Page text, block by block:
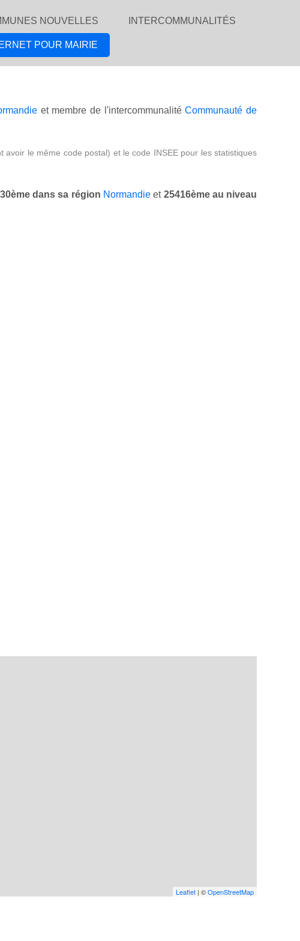
NOUVELLES INTERCOMMUNALITÉS
POUR MAIRIE
et membre de l'intercommunalitéCommunauté de
le même code postal) et le code INSEE pour les statistiques
dans sa région Normandie et 25416ème au niveau
Leaflet | ©OpenStreetMap